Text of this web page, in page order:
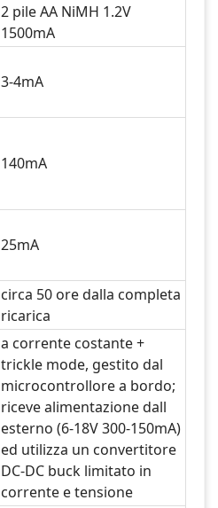
2 pile AA NiMH 1.2V
1500mA
3-4mA
140mA
25mA
circa 50 ore dalla completa
ricarica
a corrente costante +
trickle mode, gestito dal
microcontrollore a bordo;
riceve alimentazione dall
esterno (6-18V 300-150mA)
ed utilizza un convertitore
DC-DC buck limitato in
corrente e tensione